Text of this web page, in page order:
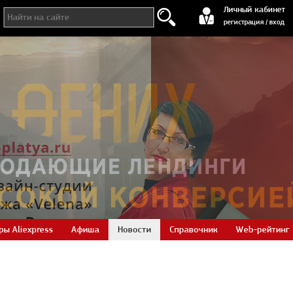
Личный кабинет
регистрация / вход
регистрация / вход
Aliexpress Афиша Новости Справочник Web-рейтинг